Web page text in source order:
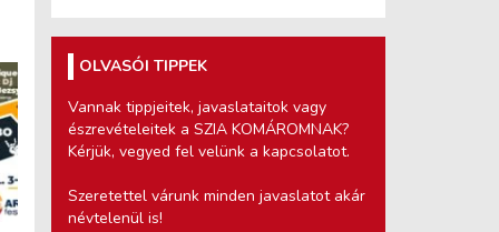
OLVASÓI TIPPEK
Vannak tippjeitek, javaslataitok vagy
észrevételeitek a SZIA KOMÁROMNAK?
Kérjük, vegyed fel velünk a kapcsolatot.
Szeretettel várunk minden javaslatot akár
névtelenül is!